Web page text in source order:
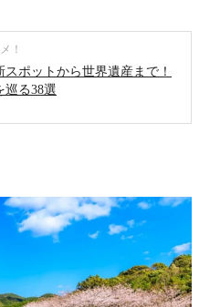
！
スポットから世界遺産まで！
巡る38選